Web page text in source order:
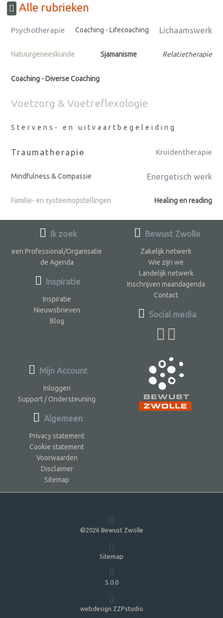
Alle rubrieken
Psychotherapie Coaching - Lifecoaching Lichaamswerk
Natuurgeneeskunde Sjamanisme Relatietherapie
Coaching - Diverse Coaching
Voetzorg & Voetreflexologie
Stervens- en uitvaartbegeleiding
Traumatherapie Kruidentherapie
Mindfulness & Compassie Energetisch werk
Familie- en systeemopstellingen Healing en reading
Ik zoek
een Professional/Organisatie
de Agenda
Inspiratie
Inspiratie
Nieuwsbrieven
Blog
Bewust Zwolle
Zakelijk netwerk
Wie zijn we
Landelijk netwerk
Inschrijven maandagenda
Contact
Social media
Mijn Account
Inloggen
Support / Ondersteuning
Algemeen
Privacy statement
Cookie statement
Voorwaarden
Disclaimer
Sitemap
©2026 Bewust Zwolle
Sitemap
5.0.0
webdesign ZZPstudio